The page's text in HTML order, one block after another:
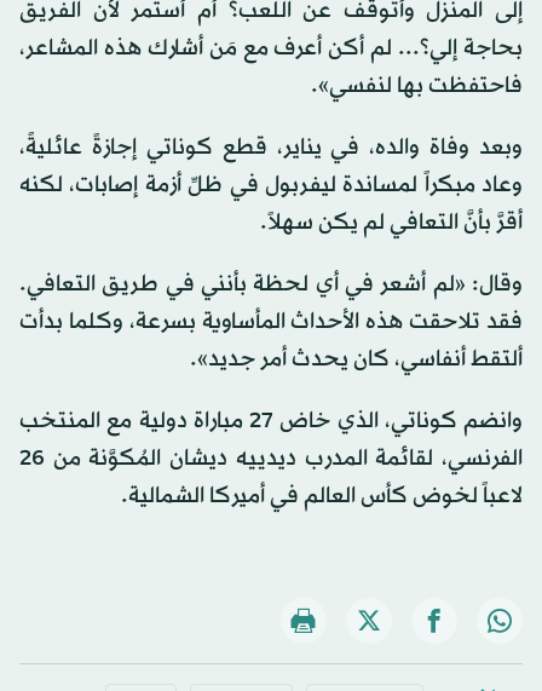
إلى المنزل وأتوقف عن اللعب؟ أم أستمر لأن الفريق
بحاجة إلي؟... لم أكن أعرف مع مَن أشارك هذه المشاعر،
فاحتفظت بها لنفسي».
وبعد وفاة والده، في يناير، قطع كوناتي إجازةً عائليةً،
وعاد مبكراً لمساندة ليفربول في ظلِّ أزمة إصابات، لكنه
أقرَّ بأنَّ التعافي لم يكن سهلاً.
وقال: «لم أشعر في أي لحظة بأنني في طريق التعافي.
فقد تلاحقت هذه الأحداث المأساوية بسرعة، وكلما بدأت
ألتقط أنفاسي، كان يحدث أمر جديد».
وانضم ​كوناتي، الذي خاض 27 ​مباراة دولية مع المنتخب
الفرنسي، لقائمة المدرب ديدييه ديشان المُكوَّنة من 26
لاعباً لخوض كأس العالم في أميركا الشمالية.